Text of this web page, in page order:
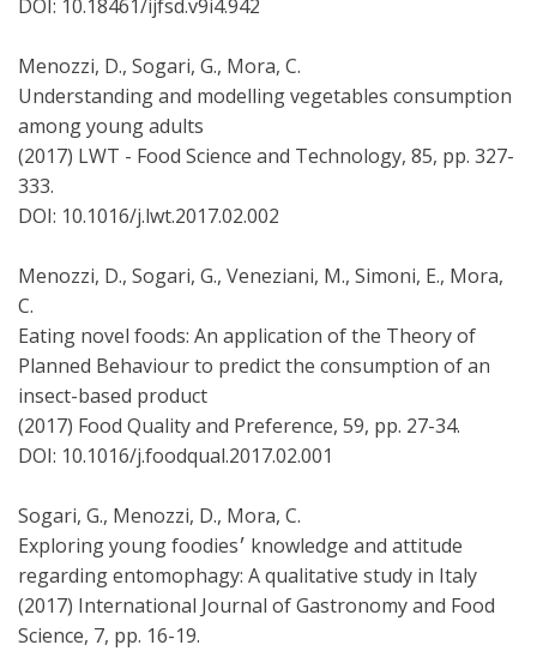
DOI: 10.18461/ijfsd.v9i4.942
Menozzi, D., Sogari, G., Mora, C.
Understanding and modelling vegetables consumption
among young adults
(2017) LWT - Food Science and Technology, 85, pp. 327-
333.
DOI: 10.1016/j.lwt.2017.02.002
Menozzi, D., Sogari, G., Veneziani, M., Simoni, E., Mora,
C.
Eating novel foods: An application of the Theory of
Planned Behaviour to predict the consumption of an
insect-based product
(2017) Food Quality and Preference, 59, pp. 27-34.
DOI: 10.1016/j.foodqual.2017.02.001
Sogari, G., Menozzi, D., Mora, C.
Exploring young foodies׳ knowledge and attitude
regarding entomophagy: A qualitative study in Italy
(2017) International Journal of Gastronomy and Food
Science, 7, pp. 16-19.